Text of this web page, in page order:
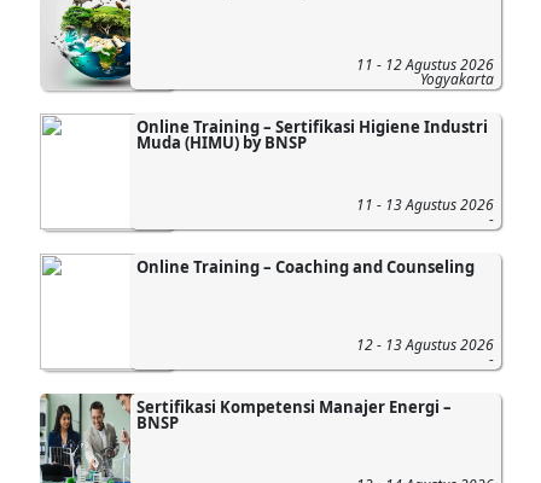
11 - 12 Agustus 2026
Yogyakarta
Online Training – Sertifikasi Higiene Industri
Muda (HIMU) by BNSP
11 - 13 Agustus 2026
-
Online Training – Coaching and Counseling
12 - 13 Agustus 2026
-
Sertifikasi Kompetensi Manajer Energi –
BNSP